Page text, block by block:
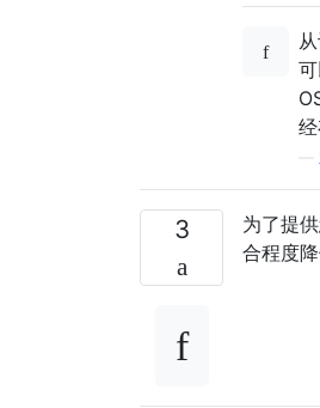
3 为了提
合程度